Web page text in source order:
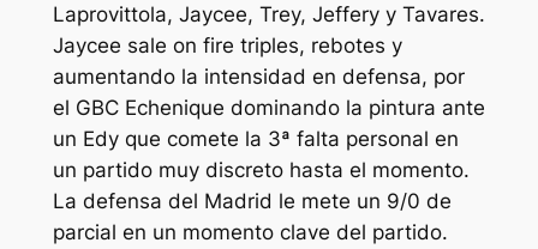
Laprovittola, Jaycee, Trey, Jeffery y Tavares.
Jaycee sale on fire triples, rebotes y
aumentando la intensidad en defensa, por
el GBC Echenique dominando la pintura ante
un Edy que comete la 3ª falta personal en
un partido muy discreto hasta el momento.
La defensa del Madrid le mete un 9/0 de
parcial en un momento clave del partido.